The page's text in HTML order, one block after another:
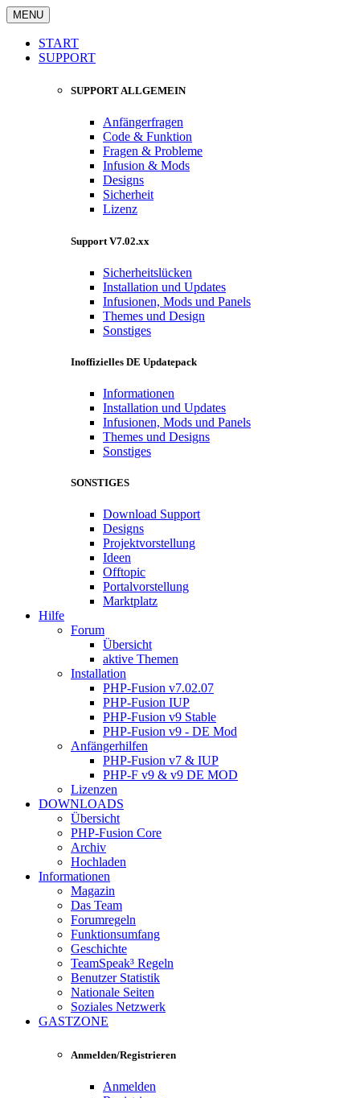
MENU
START
SUPPORT
SUPPORT ALLGEMEIN
Anfängerfragen
Code & Funktion
Fragen & Probleme
Infusion & Mods
Designs
Sicherheit
Lizenz
Support V7.02.xx
Sicherheitslücken
Installation und Updates
Infusionen, Mods und Panels
Themes und Design
Sonstiges
Inoffizielles DE Updatepack
Informationen
Installation und Updates
Infusionen, Mods und Panels
Themes und Designs
Sonstiges
SONSTIGES
Download Support
Designs
Projektvorstellung
Ideen
Offtopic
Portalvorstellung
Marktplatz
Hilfe
Forum
Übersicht
aktive Themen
Installation
PHP-Fusion v7.02.07
PHP-Fusion IUP
PHP-Fusion v9 Stable
PHP-Fusion v9 - DE Mod
Anfängerhilfen
PHP-Fusion v7 & IUP
PHP-F v9 & v9 DE MOD
Lizenzen
DOWNLOADS
Übersicht
PHP-Fusion Core
Archiv
Hochladen
Informationen
Magazin
Das Team
Forumregeln
Funktionsumfang
Geschichte
TeamSpeak³ Regeln
Benutzer Statistik
Nationale Seiten
Soziales Netzwerk
GASTZONE
Anmelden/Registrieren
Anmelden